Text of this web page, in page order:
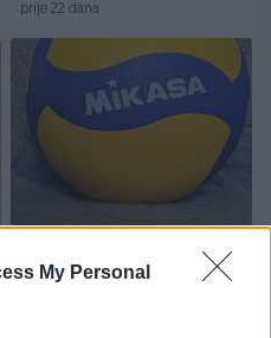
My Personal
prije 22 dana